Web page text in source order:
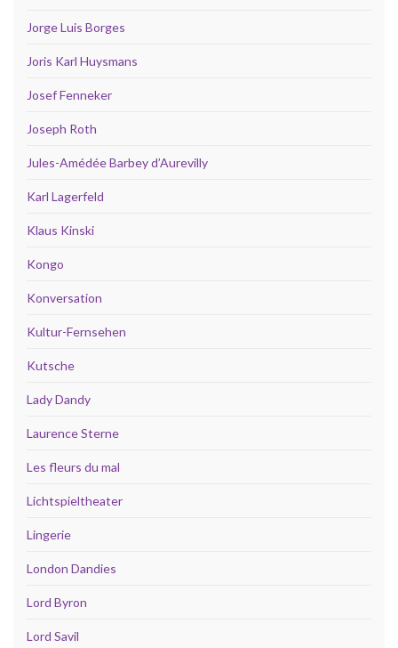
Jorge Luis Borges
Joris Karl Huysmans
Josef Fenneker
Joseph Roth
Jules-Amédée Barbey d’Aurevilly
Karl Lagerfeld
Klaus Kinski
Kongo
Konversation
Kultur-Fernsehen
Kutsche
Lady Dandy
Laurence Sterne
Les fleurs du mal
Lichtspieltheater
Lingerie
London Dandies
Lord Byron
Lord Savil